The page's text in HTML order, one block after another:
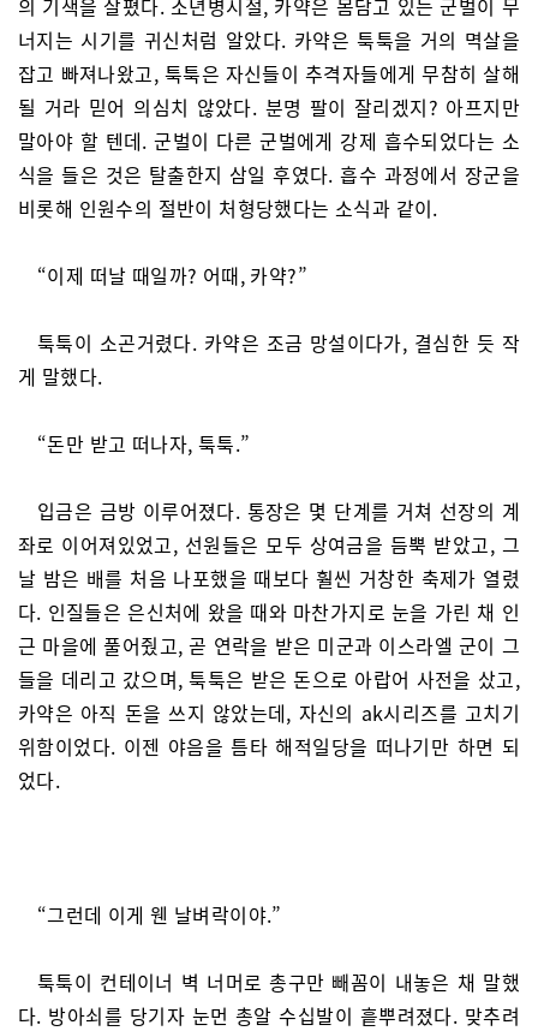
의 기색을 살폈다. 소년병시절, 카약은 몸담고 있는 군벌이 무
너지는 시기를 귀신처럼 알았다. 카약은 툭툭을 거의 멱살을
잡고 빠져나왔고, 툭툭은 자신들이 추격자들에게 무참히 살해
될 거라 믿어 의심치 않았다. 분명 팔이 잘리겠지? 아프지만
말아야 할 텐데. 군벌이 다른 군벌에게 강제 흡수되었다는 소
식을 들은 것은 탈출한지 삼일 후였다. 흡수 과정에서 장군을
비롯해 인원수의 절반이 처형당했다는 소식과 같이.
“이제 떠날 때일까? 어때, 카약?”
툭툭이 소곤거렸다. 카약은 조금 망설이다가, 결심한 듯 작
게 말했다.
“돈만 받고 떠나자, 툭툭.”
입금은 금방 이루어졌다. 통장은 몇 단계를 거쳐 선장의 계
좌로 이어져있었고, 선원들은 모두 상여금을 듬뿍 받았고, 그
날 밤은 배를 처음 나포했을 때보다 훨씬 거창한 축제가 열렸
다. 인질들은 은신처에 왔을 때와 마찬가지로 눈을 가린 채 인
근 마을에 풀어줬고, 곧 연락을 받은 미군과 이스라엘 군이 그
들을 데리고 갔으며, 툭툭은 받은 돈으로 아랍어 사전을 샀고,
카약은 아직 돈을 쓰지 않았는데, 자신의 ak시리즈를 고치기
위함이었다. 이젠 야음을 틈타 해적일당을 떠나기만 하면 되
었다.
“그런데 이게 웬 날벼락이야.”
툭툭이 컨테이너 벽 너머로 총구만 빼꼼이 내놓은 채 말했
다. 방아쇠를 당기자 눈먼 총알 수십발이 흩뿌려졌다. 맞추려